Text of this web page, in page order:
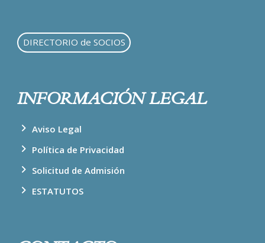
DIRECTORIO de SOCIOS
INFORMACIÓN LEGAL
Aviso Legal
Política de Privacidad
Solicitud de Admisión
ESTATUTOS